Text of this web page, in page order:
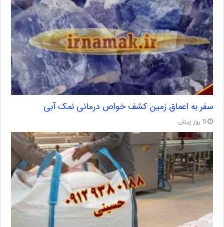
سفر به اعماق زمین کشف خواص درمانی نمک آبی
5 روز پیش